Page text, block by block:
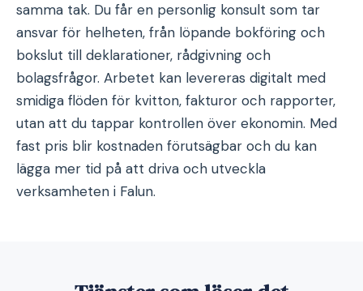
samma tak. Du får en personlig konsult som tar
ansvar för helheten, från löpande bokföring och
bokslut till deklarationer, rådgivning och
bolagsfrågor. Arbetet kan levereras digitalt med
smidiga flöden för kvitton, fakturor och rapporter,
utan att du tappar kontrollen över ekonomin. Med
fast pris blir kostnaden förutsägbar och du kan
lägga mer tid på att driva och utveckla
verksamheten i Falun.